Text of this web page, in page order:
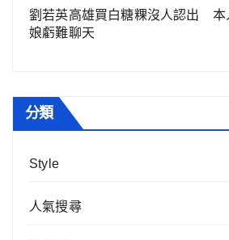
劉若英高雄買白糖粿沒人認出 本
娘虧難聊天
分類
Style
人氣搜尋